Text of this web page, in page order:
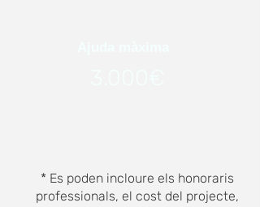
* Es poden incloure els honoraris
professionals, el cost del projecte,